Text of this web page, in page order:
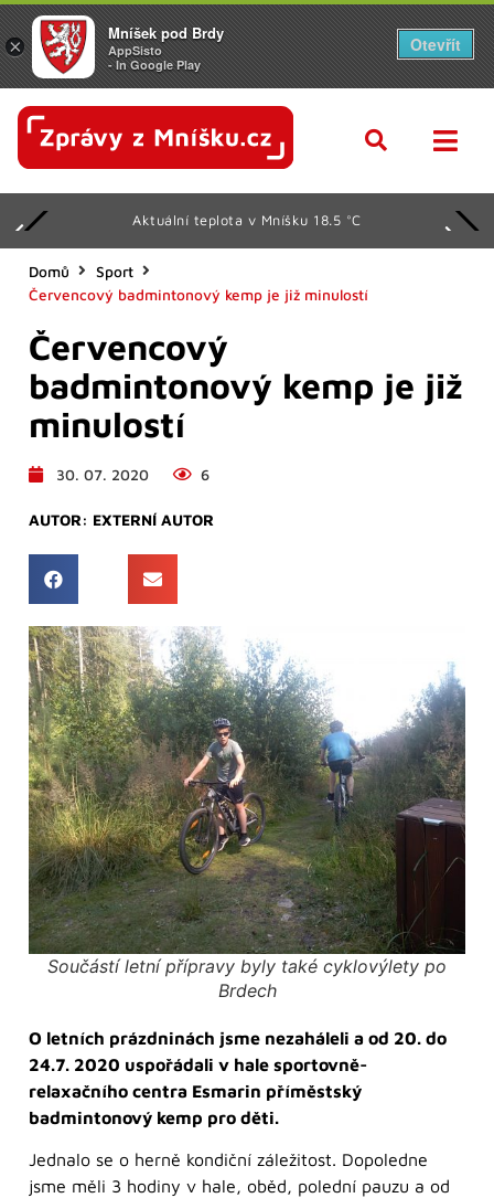
Aktuální teplota v Mníšku 18.5 °C
Domů
Sport
Červencový badmintonový kemp je již minulostí
Červencový
badmintonový kemp je již
minulostí
30. 07. 2020 6
AUTOR: EXTERNÍ AUTOR
Součástí letní přípravy byly také cyklovýlety po
Brdech
O letních prázdninách jsme nezaháleli a od 20. do
24.7. 2020 uspořádali v hale sportovně-
relaxačního centra Esmarin příměstský
badmintonový kemp pro děti.
Jednalo se o herně kondiční záležitost. Dopoledne
jsme měli 3 hodiny v hale, oběd, polední pauzu a od
×
Mníšek pod Brdy
AppSisto
- In Google Play
Otevřít